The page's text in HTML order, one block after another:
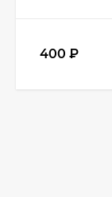
400 ₽